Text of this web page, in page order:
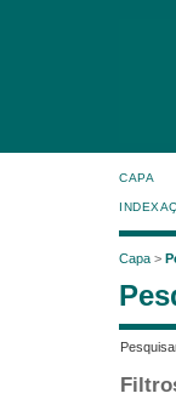
CAPA
Capa >